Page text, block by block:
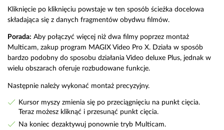
Kliknięcie po kliknięciu powstaje w ten sposób ścieżka docelowa
składająca się z danych fragmentów obydwu filmów.
Porada: Aby połączyć więcej niż dwa filmy poprzez montaż
Multicam, zakup program MAGIX Video Pro X. Działa w sposób
bardzo podobny do sposobu działania Video deluxe Plus, jednak w
wielu obszarach oferuje rozbudowane funkcje.
Następnie należy wykonać montaż precyzyjny.
Kursor myszy zmienia się po przeciągnięciu na punkt cięcia.
Teraz możesz kliknąć i przesunąć punkt cięcia.
Na koniec dezaktywuj ponownie tryb Multicam.